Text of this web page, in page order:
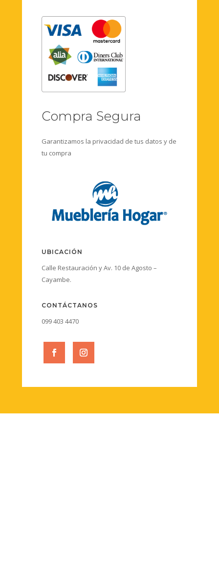
Compra Segura
Garantizamos la privacidad de tus datos y de
tu compra
UBICACIÓN
Calle Restauración y Av. 10 de Agosto –
Cayambe.
CONTÁCTANOS
099 403 4470